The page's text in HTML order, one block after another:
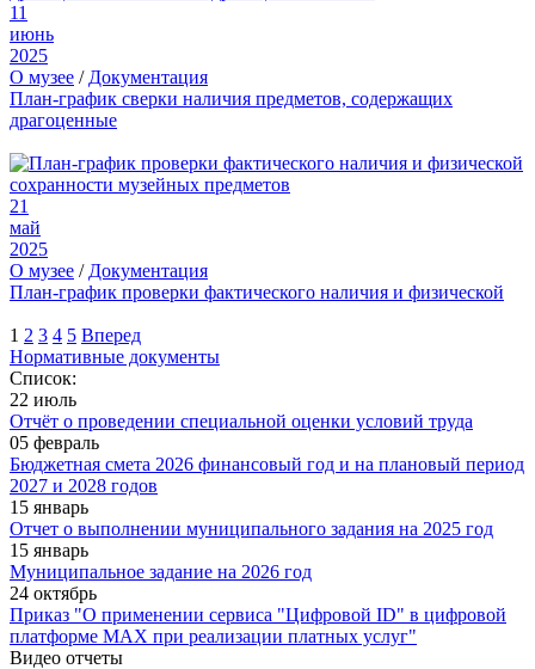
11
июнь
2025
О музее / Документация
План-график сверки наличия предметов, содержащих
драгоценные
21
май
2025
О музее / Документация
План-график проверки фактического наличия и физической
1 2 3 4 5 Вперед
Нормативные документы
Список:
22 июль
Отчёт о проведении специальной оценки условий труда
05 февраль
Бюджетная смета 2026 финансовый год и на плановый период
2027 и 2028 годов
15 январь
Отчет о выполнении муниципального задания на 2025 год
15 январь
Муниципальное задание на 2026 год
24 октябрь
Приказ "О применении сервиса "Цифровой ID" в цифровой
платформе МАХ при реализации платных услуг"
Видео отчеты